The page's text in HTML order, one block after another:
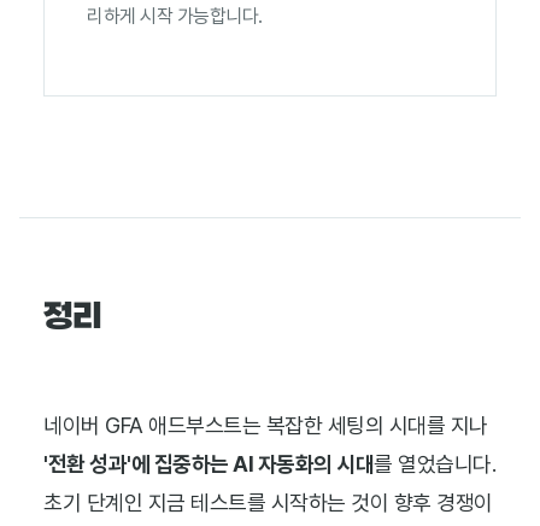
리하게 시작 가능합니다.
정리
네이버 GFA 애드부스트는 복잡한 세팅의 시대를 지나
'전환 성과'에 집중하는 AI 자동화의 시대를 열었습니다.
초기 단계인 지금 테스트를 시작하는 것이 향후 경쟁이